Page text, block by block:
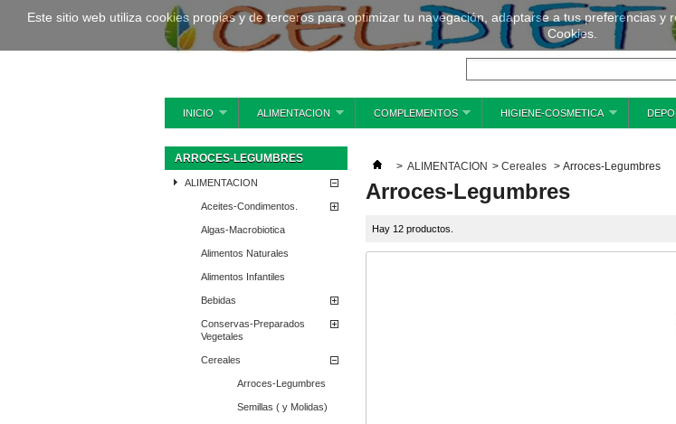
INICIO ALIMENTACION COMPLEMENTOS HIGIENE-COSMETICA
ARROCES-LEGUMBRES
ALIMENTACION
Aceites-Condimentos.
Algas-Macrobiotica
Alimentos Naturales
Alimentos Infantiles
Bebidas
Conservas-Preparados
Vegetales
Cereales
Arroces-Legumbres
Semillas ( y Molidas)
> ALIMENTACION > Cereales > Arroces-Legumbres
Arroces-Legumbres
Hay 12 productos.
Este sitio web utiliza cookies propias y de terceros para optimizar tu navegación, adaptarse a tus preferencias
Cookies.